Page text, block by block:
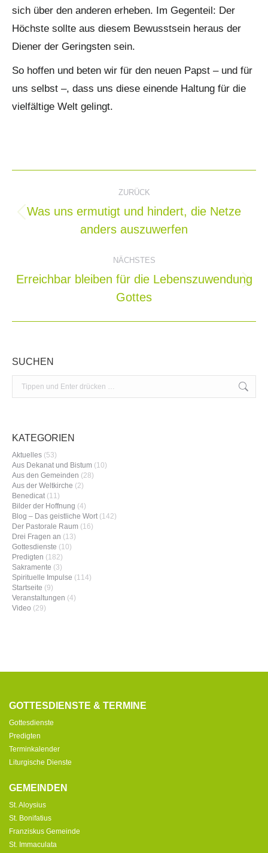
sich über den anderen erheben. Im Gegenteil: Der
Höchste sollte aus diesem Bewusstsein heraus der
Diener der Geringsten sein.
So hoffen und beten wir für den neuen Papst – und für
uns selbst –, dass uns diese einende Haltung für die
vielfältige Welt gelingt.
Kommentarnavigation
ZURÜCK
Was uns ermutigt und hindert, die Netze
anders auszuwerfen
NÄCHSTES
Erreichbar bleiben für die Lebenszuwendung
Gottes
SUCHEN
KATEGORIEN
Aktuelles (53)
Aus Dekanat und Bistum (10)
Aus den Gemeinden (28)
Aus der Weltkirche (2)
Benedicat(11)
Bilder der Hoffnung (4)
Blog – Das geistliche Wort(142)
Der Pastorale Raum (16)
Drei Fragen an (13)
Gottesdienste (10)
Predigten (182)
Sakramente (3)
Spirituelle Impulse (114)
Startseite (9)
Veranstaltungen (4)
Video (29)
GOTTESDIENSTE & TERMINE
Gottesdienste
Predigten
Terminkalender
Liturgische Dienste
GEMEINDEN
St. Aloysius
St. Bonifatius
Franziskus Gemeinde
St. Immaculata